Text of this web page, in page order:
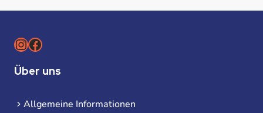
Instagram
Facebook
Über uns
Allgemeine Informationen